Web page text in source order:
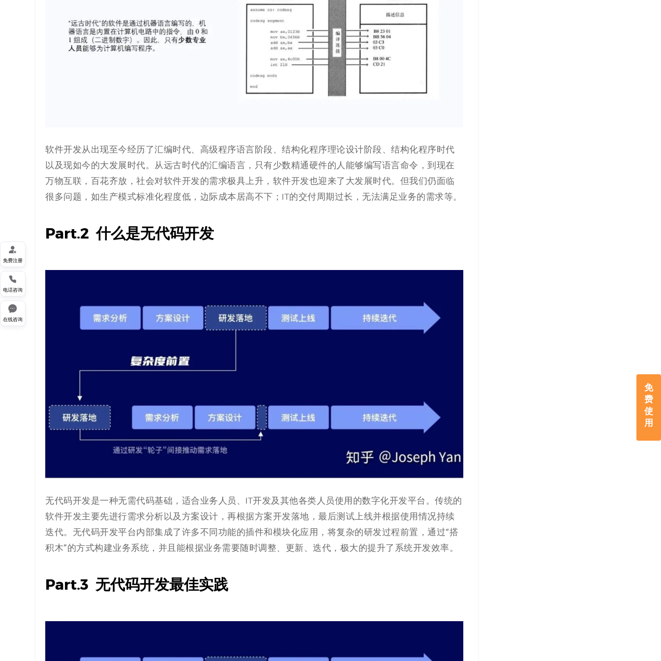
免
费
使
用
软件开发从出现至今经历了汇编时代、高级程序语言阶段、结构化程序理论设计阶段、结构化程序时代
以及现如今的大发展时代。从远古时代的汇编语言，只有少数精通硬件的人能够编写语言命令，到现在
万物互联，百花齐放，社会对软件开发的需求极具上升，软件开发也迎来了大发展时代。但我们仍面临
很多问题，如生产模式标准化程度低，边际成本居高不下；IT的交付周期过长，无法满足业务的需求等。
Part.2 什么是无代码开发
无代码开发是一种无需代码基础，适合业务人员、IT开发及其他各类人员使用的数字化开发平台。传统的
软件开发主要先进行需求分析以及方案设计，再根据方案开发落地，最后测试上线并根据使用情况持续
迭代。无代码开发平台内部集成了许多不同功能的插件和模块化应用，将复杂的研发过程前置，通过“搭
积木”的方式构建业务系统，并且能根据业务需要随时调整、更新、迭代，极大的提升了系统开发效率。
Part.3 无代码开发最佳实践

免费注册

电话咨询

在线咨询